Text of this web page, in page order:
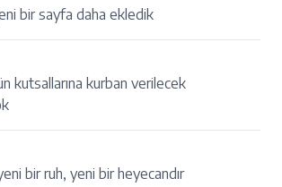
bir sayfa daha ekledik
kutsallarına kurban verilecek
bir ruh, yeni bir heyecandır